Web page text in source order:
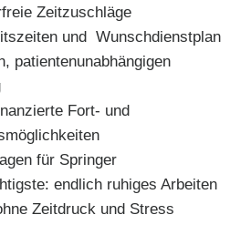
Zeitzuschläge
und Wunschdienstplan
patientenunabhängigen
Fort- und
für Springer
endlich ruhiges Arbeiten
Zeitdruck und Stress